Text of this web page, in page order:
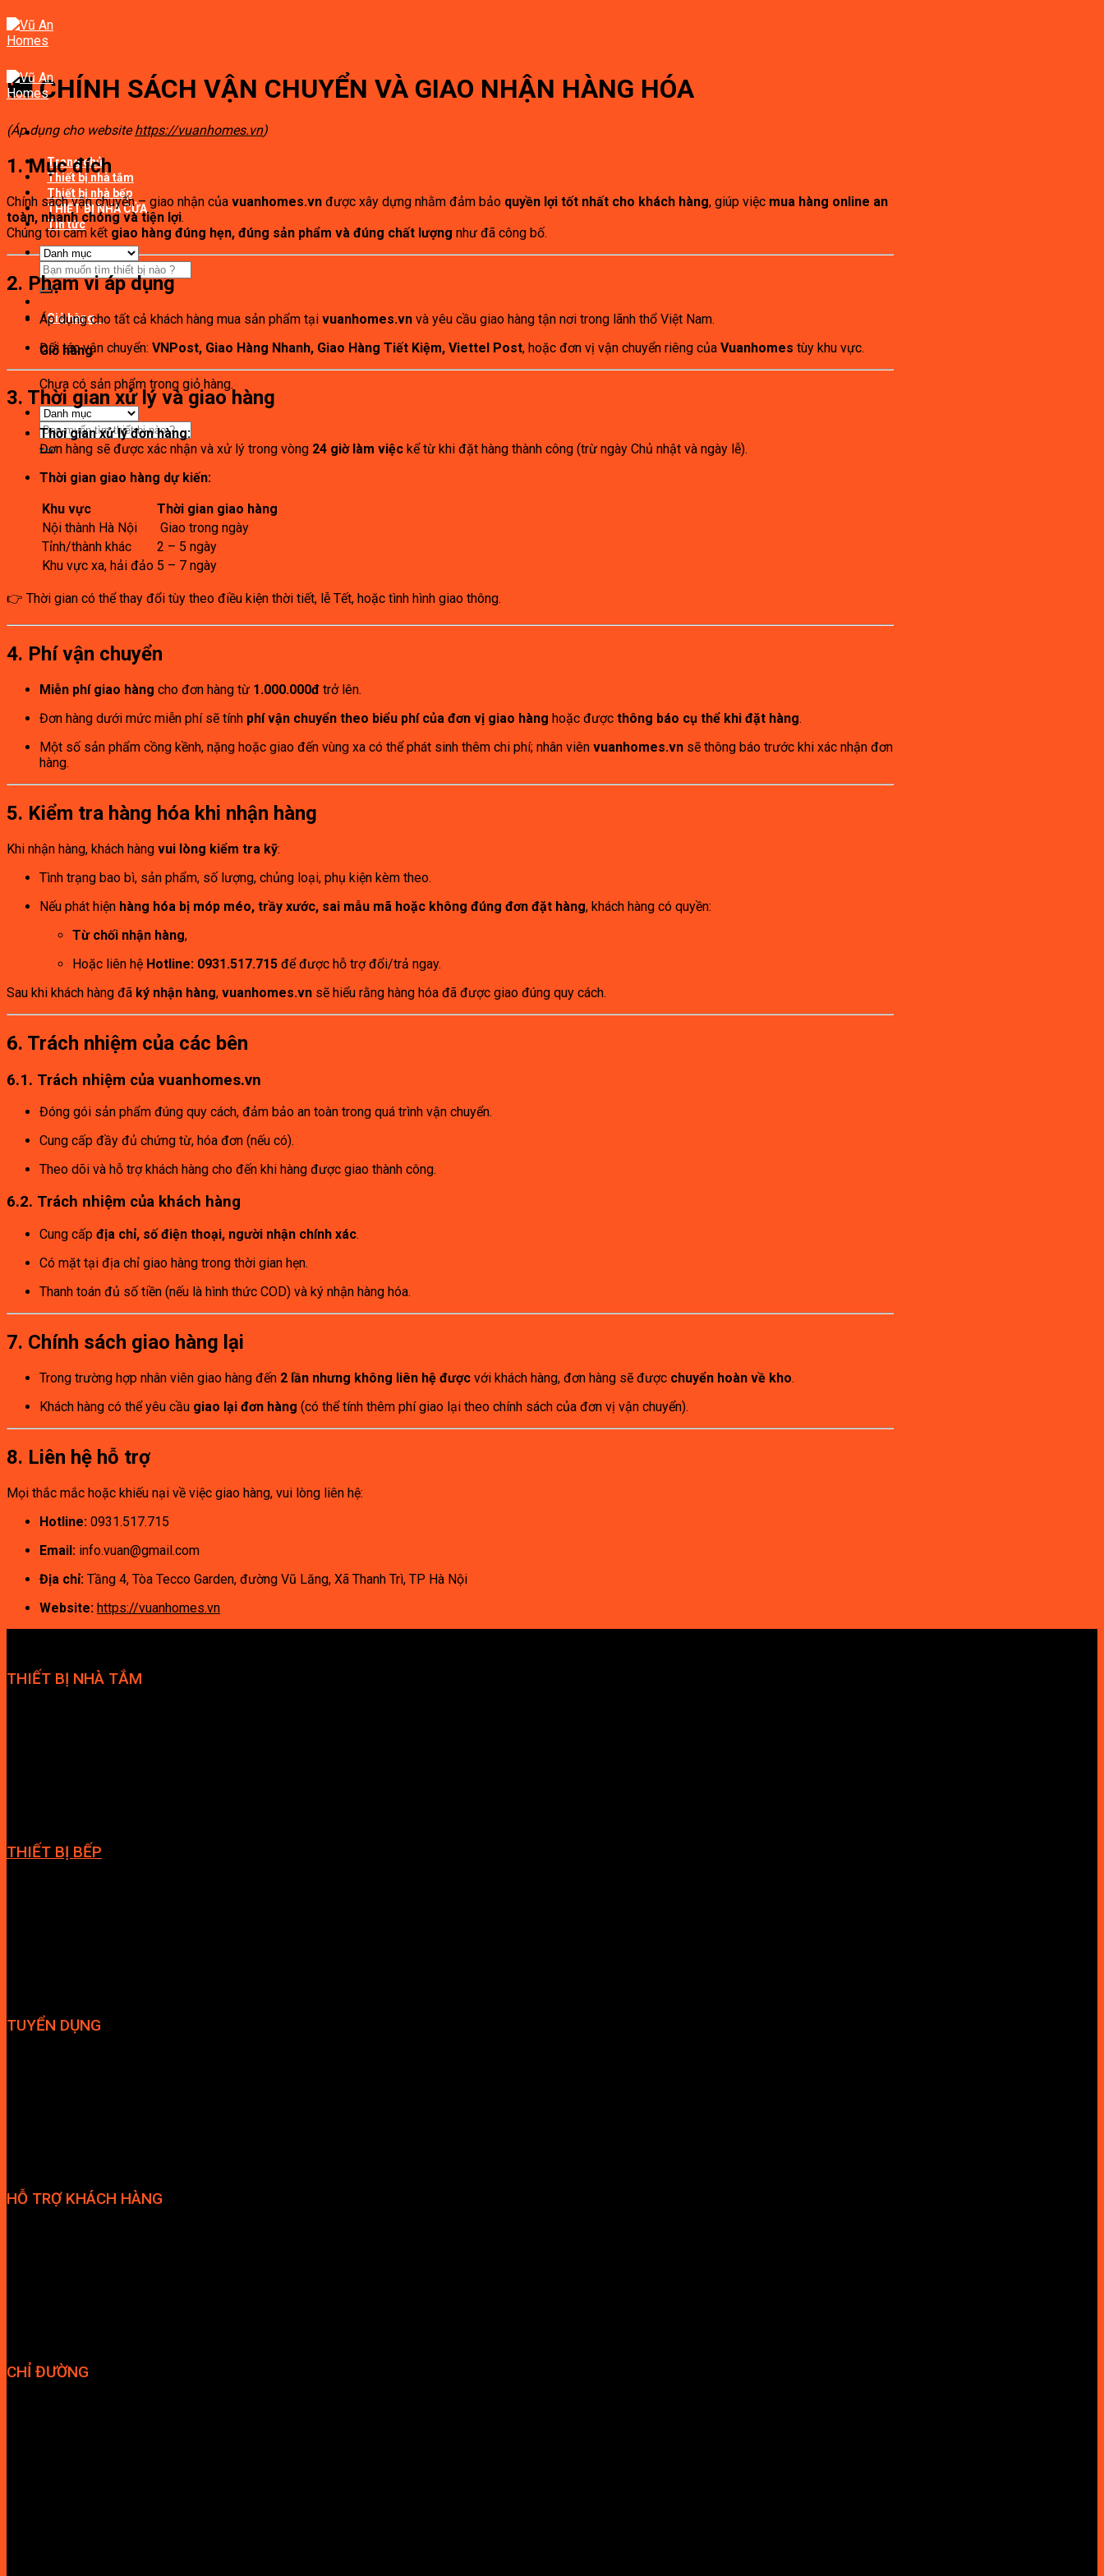
Skip
to
content
Trang chủ
Thiết bị nhà tắm
Thiết bị nhà bếp
THIẾT BỊ NHÀ CỬA
Tin tức
Tìm
kiếm:
Giỏ hàng0
Giỏ hàng
Chưa có sản phẩm trong giỏ hàng.
Tìm
kiếm:
🚚CHÍNH SÁCH VẬN CHUYỂN VÀ GIAO NHẬN HÀNG HÓA
(Áp dụng cho websitehttps://vuanhomes.vn)
1. Mục đích
Chính sách vận chuyển – giao nhận của vuanhomes.vn được xây dựng nhằm đảm bảo quyền lợi tốt nhất cho khách hàng, giúp việc mua hàng online an
toàn, nhanh chóng và tiện lợi.
Chúng tôi cam kết giao hàng đúng hẹn, đúng sản phẩm và đúng chất lượng như đã công bố.
2. Phạm vi áp dụng
Áp dụng cho tất cả khách hàng mua sản phẩm tại vuanhomes.vn và yêu cầu giao hàng tận nơi trong lãnh thổ Việt Nam.
Đối tác vận chuyển: VNPost, Giao Hàng Nhanh, Giao Hàng Tiết Kiệm, Viettel Post, hoặc đơn vị vận chuyển riêng của Vuanhomes tùy khu vực.
3. Thời gian xử lý và giao hàng
Thời gian xử lý đơn hàng:
Đơn hàng sẽ được xác nhận và xử lý trong vòng 24 giờ làm việc kể từ khi đặt hàng thành công (trừ ngày Chủ nhật và ngày lễ).
Thời gian giao hàng dự kiến:
Khu vực
Thời gian giao hàng
Nội thành Hà Nội
Giao trong ngày
Tỉnh/thành khác
2 – 5 ngày
Khu vực xa, hải đảo 5 – 7 ngày
👉 Thời gian có thể thay đổi tùy theo điều kiện thời tiết, lễ Tết, hoặc tình hình giao thông.
4. Phí vận chuyển
Miễn phí giao hàng cho đơn hàng từ 1.000.000đ trở lên.
Đơn hàng dưới mức miễn phí sẽ tính phí vận chuyển theo biểu phí của đơn vị giao hàng hoặc được thông báo cụ thể khi đặt hàng.
Một số sản phẩm cồng kềnh, nặng hoặc giao đến vùng xa có thể phát sinh thêm chi phí; nhân viên vuanhomes.vn sẽ thông báo trước khi xác nhận đơn
hàng.
5. Kiểm tra hàng hóa khi nhận hàng
Khi nhận hàng, khách hàng vui lòng kiểm tra kỹ:
Tình trạng bao bì, sản phẩm, số lượng, chủng loại, phụ kiện kèm theo.
Nếu phát hiện hàng hóa bị móp méo, trầy xước, sai mẫu mã hoặc không đúng đơn đặt hàng, khách hàng có quyền:
Từ chối nhận hàng,
Hoặc liên hệ Hotline: 0931.517.715 để được hỗ trợ đổi/trả ngay.
Sau khi khách hàng đã ký nhận hàng, vuanhomes.vn sẽ hiểu rằng hàng hóa đã được giao đúng quy cách.
6. Trách nhiệm của các bên
6.1. Trách nhiệm của vuanhomes.vn
Đóng gói sản phẩm đúng quy cách, đảm bảo an toàn trong quá trình vận chuyển.
Cung cấp đầy đủ chứng từ, hóa đơn (nếu có).
Theo dõi và hỗ trợ khách hàng cho đến khi hàng được giao thành công.
6.2. Trách nhiệm của khách hàng
Cung cấp địa chỉ, số điện thoại, người nhận chính xác.
Có mặt tại địa chỉ giao hàng trong thời gian hẹn.
Thanh toán đủ số tiền (nếu là hình thức COD) và ký nhận hàng hóa.
7. Chính sách giao hàng lại
Trong trường hợp nhân viên giao hàng đến 2 lần nhưng không liên hệ được với khách hàng, đơn hàng sẽ được chuyển hoàn về kho.
Khách hàng có thể yêu cầu giao lại đơn hàng (có thể tính thêm phí giao lại theo chính sách của đơn vị vận chuyển).
8. Liên hệ hỗ trợ
Mọi thắc mắc hoặc khiếu nại về việc giao hàng, vui lòng liên hệ:
Hotline: 0931.517.715
Email: info.vuan@gmail.com
Địa chỉ: Tầng 4, Tòa Tecco Garden, đường Vũ Lăng, Xã Thanh Trì, TP Hà Nội
Website: https://vuanhomes.vn
THIẾT BỊ NHÀ TẮM
THIẾT BỊ BẾP
TUYỂN DỤNG
HỖ TRỢ KHÁCH HÀNG
CHỈ ĐƯỜNG